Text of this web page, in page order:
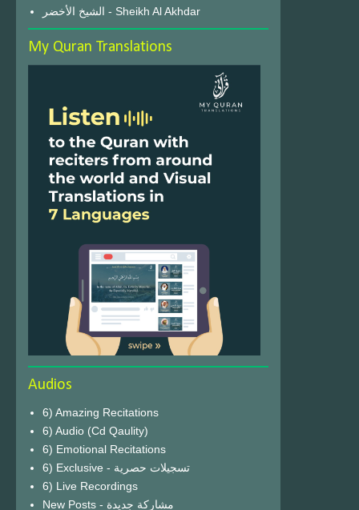
الشيخ الأخضر - Sheikh Al Akhdar
My Quran Translations
Audios
6) Amazing Recitations
6) Audio (Cd Qaulity)
6) Emotional Recitations
6) Exclusive - تسجيلات حصرية
6) Live Recordings
New Posts - مشاركة جديدة